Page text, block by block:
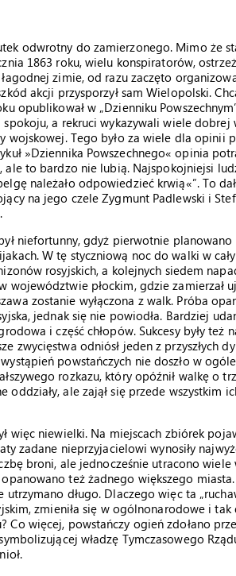
odwrotny do zamierzonego. Mimo że
1863 roku, wielu konspiratorów,
zimie, od razu zaczęto
akcji przysporzył sam Wielopolski.
opublikował w „Dzienniku
spokoju, a rekruci wykazywali wiele
wojskowej. Tego było za wiele dla opinii
»Dziennika Powszechnego« opinia
ale to bardzo nie lubią. Najspokojniejsi
należało odpowiedzieć krwią«”. To
na jego czele Zygmunt Padlewski i
niefortunny, gdyż pierwotnie
W tę styczniową noc do walki w
rosyjskich, a kolejnych siedem
województwie płockim, gdzie zamierzał
zostanie wyłączona z walk. Próba
jednak się nie powiodła. Bardziej
i część chłopów. Sukcesy były też
zwycięstwa odniósł jeden z przyszłych
powstańczych nie doszło w
rozkazu, który opóźnił walkę o
oddziały, ale zajął się przede wszystkim
więc niewielki. Na miejscach zbiórek
zadane nieprzyjacielowi wynosiły
broni, ale jednocześnie utracono wiele
też żadnego większego
utrzymano długo. Dlaczego więc ta
zmieniła się w ogólnonarodowe i
Co więcej, powstańczy ogień zdołano
władzę Tymczasowego